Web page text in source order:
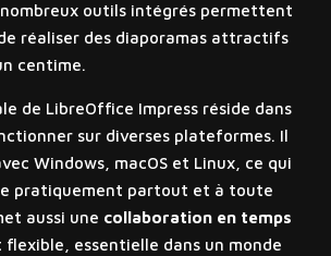
outils intégrés permettent
réaliser des diaporamas attractifs
centime.
de LibreOffice Impress réside dans
sur diverses plateformes. Il
Windows, macOS et Linux, ce qui
pratiquement partout et à toute
aussi une collaboration en temps
essentielle dans un monde